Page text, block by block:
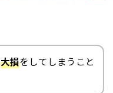
大損をしてしまうこと